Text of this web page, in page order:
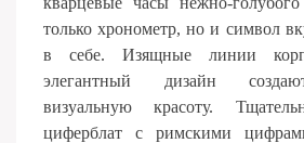
только хронометр, но и символ
в себе. Изящные линии
элегантный дизайн
визуальную красоту.
циферблат с римскими